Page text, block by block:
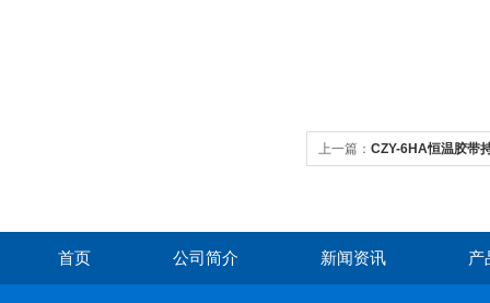
上一篇： CZY-6HA恒温胶带
首页 公司简介 新闻资讯 产